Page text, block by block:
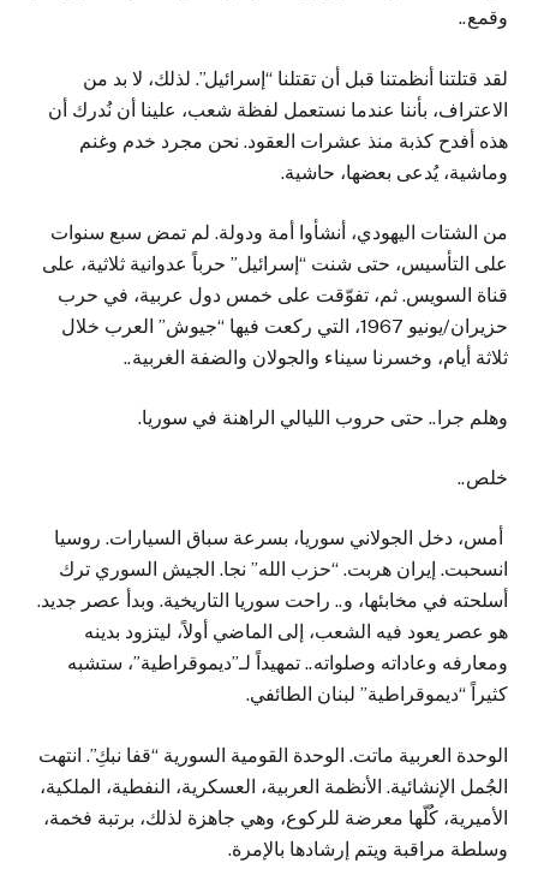
وقمع..
لقد قتلتنا أنظمتنا قبل أن تقتلنا “إسرائيل”. لذلك، لا بد من
الاعتراف، بأننا عندما نستعمل لفظة شعب، علينا أن نُدرك أن
هذه أفدح كذبة منذ عشرات العقود. نحن مجرد خدم وغنم
وماشية، يُدعى بعضها، حاشية.
من الشتات اليهودي، أنشأوا أمة ودولة. لم تمض سبع سنوات
على التأسيس، حتى شنت “إسرائيل” حرباً عدوانية ثلاثية، على
قناة السويس. ثم، تفوّقت على خمس دول عربية، في حرب
حزيران/يونيو 1967، التي ركعت فيها “جيوش” العرب خلال
ثلاثة أيام، وخسرنا سيناء والجولان والضفة الغربية..
وهلم جرا.. حتى حروب الليالي الراهنة في سوريا.
خلص..
أمس، دخل الجولاني سوريا، بسرعة سباق السيارات. روسيا
انسحبت. إيران هربت. “حزب الله” نجا. الجيش السوري ترك
أسلحته في مخابئها، و.. راحت سوريا التاريخية. وبدأ عصر جديد.
هو عصر يعود فيه الشعب، إلى الماضي أولاً، ليتزود بدينه
ومعارفه وعاداته وصلواته.. تمهيداً لـ”ديموقراطية”، ستشبه
كثيراً “ديموقراطية” لبنان الطائفي.
الوحدة العربية ماتت. الوحدة القومية السورية “قفا نبكِ”. انتهت
الجُمل الإنشائية. الأنظمة العربية، العسكرية، النفطية، الملكية،
الأميرية، كُلّها معرضة للركوع، وهي جاهزة لذلك، برتبة فخمة،
وسلطة مراقبة ويتم إرشادها بالإمرة.